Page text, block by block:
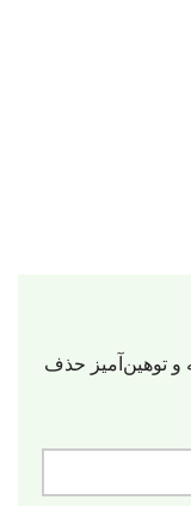
و توهین‌آمیز حذف